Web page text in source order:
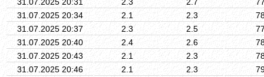
31.07.2025 20:34
2.1 2.3
31.07.2025 20:37
2.3 2.5
31.07.2025 20:40
2.4 2.6
31.07.2025 20:43
2.1 2.3
31.07.2025 20:46
2.1 2.3